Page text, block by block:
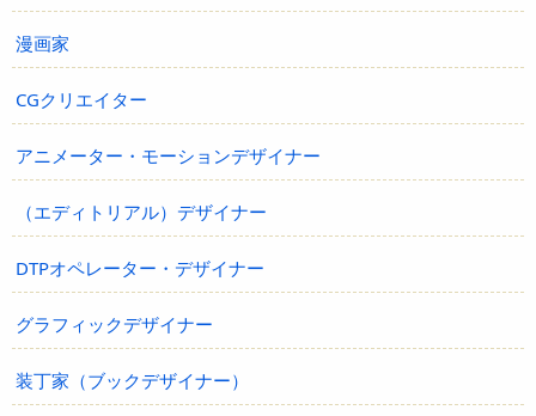
漫画家
CGクリエイター
アニメーター・モーションデザイナー
（エディトリアル）デザイナー
DTPオペレーター・デザイナー
グラフィックデザイナー
装丁家（ブックデザイナー）